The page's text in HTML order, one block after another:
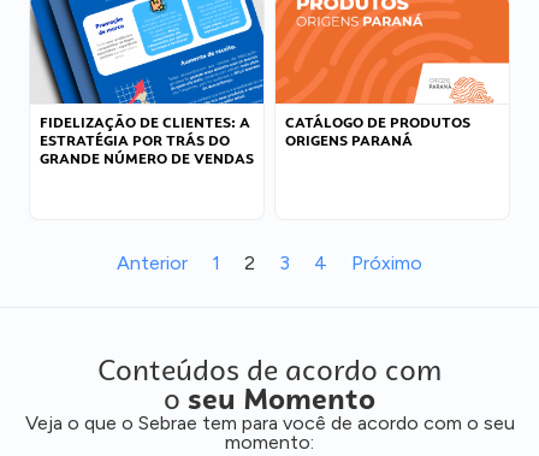
FIDELIZAÇÃO DE CLIENTES: A
ESTRATÉGIA POR TRÁS DO
GRANDE NÚMERO DE VENDAS
CATÁLOGO DE PRODUTOS
ORIGENS PARANÁ
Anterior 1 2 3 4 Próximo
Conteúdos de acordo com
o seu Momento
Veja o que o Sebrae tem para você de acordo com o seu
momento: